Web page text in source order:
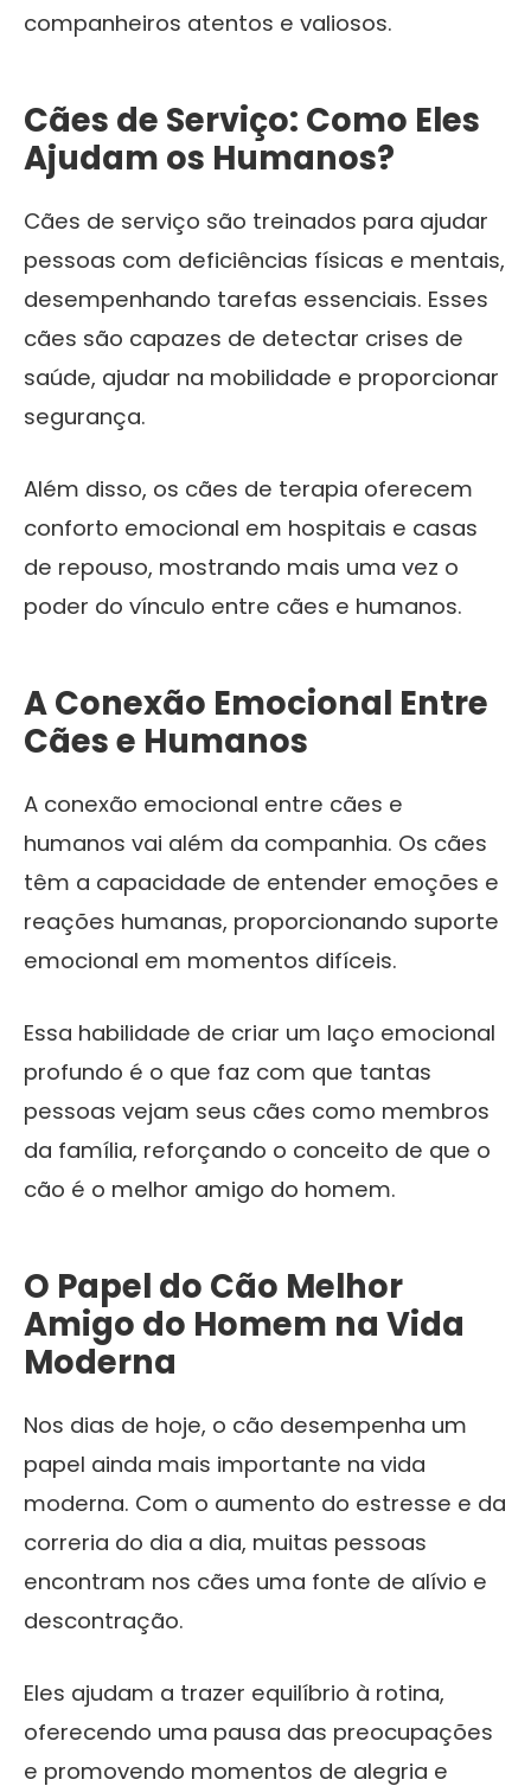
companheiros atentos e valiosos.
Cães de Serviço: Como Eles
Ajudam os Humanos?
Cães de serviço são treinados para ajudar
pessoas com deficiências físicas e mentais,
desempenhando tarefas essenciais. Esses
cães são capazes de detectar crises de
saúde, ajudar na mobilidade e proporcionar
segurança.
Além disso, os cães de terapia oferecem
conforto emocional em hospitais e casas
de repouso, mostrando mais uma vez o
poder do vínculo entre cães e humanos.
A Conexão Emocional Entre
Cães e Humanos
A conexão emocional entre cães e
humanos vai além da companhia. Os cães
têm a capacidade de entender emoções e
reações humanas, proporcionando suporte
emocional em momentos difíceis.
Essa habilidade de criar um laço emocional
profundo é o que faz com que tantas
pessoas vejam seus cães como membros
da família, reforçando o conceito de que o
cão é o melhor amigo do homem.
O Papel do Cão Melhor
Amigo do Homem na Vida
Moderna
Nos dias de hoje, o cão desempenha um
papel ainda mais importante na vida
moderna. Com o aumento do estresse e da
correria do dia a dia, muitas pessoas
encontram nos cães uma fonte de alívio e
descontração.
Eles ajudam a trazer equilíbrio à rotina,
oferecendo uma pausa das preocupações
e promovendo momentos de alegria e